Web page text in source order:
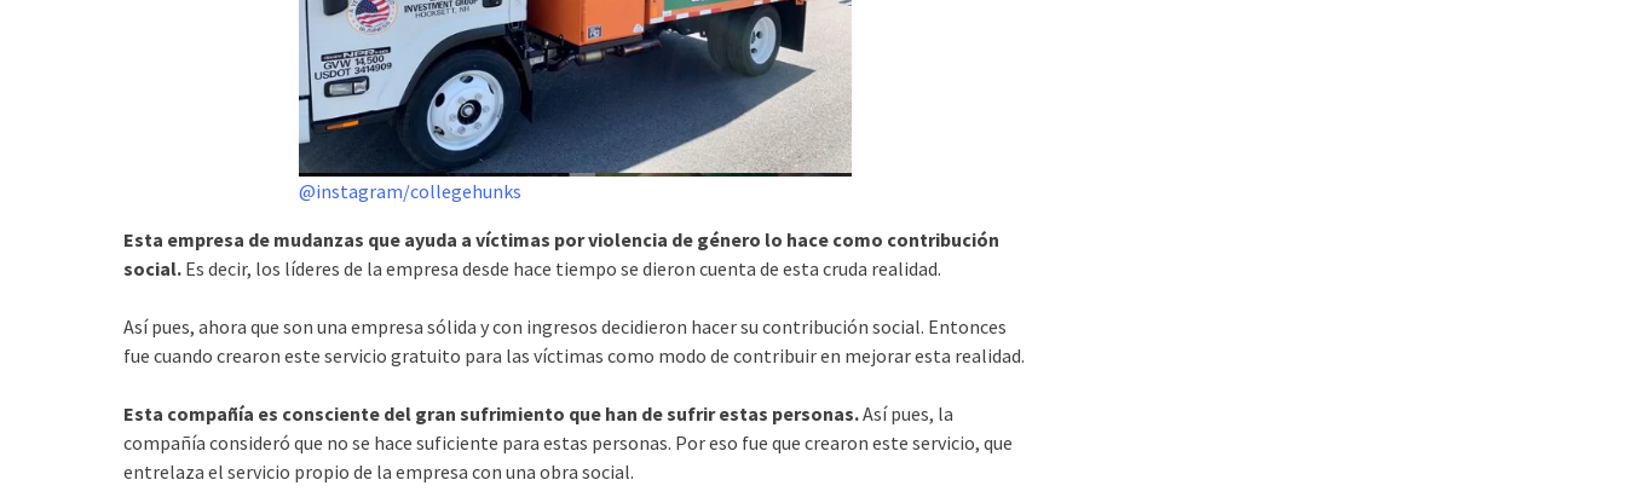
@instagram/collegehunks
Esta empresa de mudanzas que ayuda a víctimas por violencia de género lo hace como contribución
social. Es decir, los líderes de la empresa desde hace tiempo se dieron cuenta de esta cruda realidad.
Así pues, ahora que son una empresa sólida y con ingresos decidieron hacer su contribución social. Entonces
fue cuando crearon este servicio gratuito para las víctimas como modo de contribuir en mejorar esta realidad.
Esta compañía es consciente del gran sufrimiento que han de sufrir estas personas.Así pues, la
compañía consideró que no se hace suficiente para estas personas. Por eso fue que crearon este servicio, que
entrelaza el servicio propio de la empresa con una obra social.